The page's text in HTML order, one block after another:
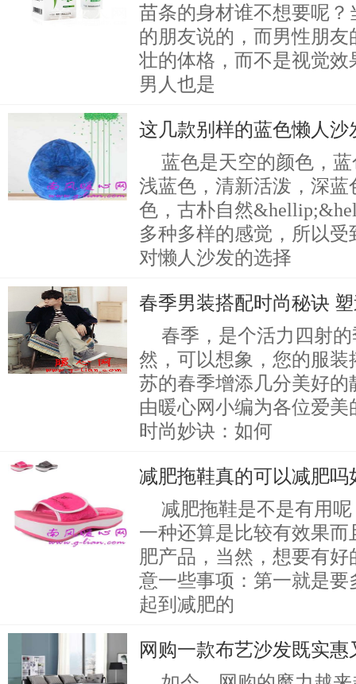
苗条的身材谁不想要呢
的朋友说的，而男性朋
壮的体格，而不是视觉
男人也是
这几款别样的蓝色懒人
蓝色是天空的颜色，
浅蓝色，清新活泼，深
色，古朴自然
多种多样的感觉，所以
对懒人沙发的选择
春季男装搭配时尚秘诀
春季，是个活力四射
然，可以想象，您的服
苏的春季增添几分美好
由暖心网小编为各位爱
时尚妙诀：如何
减肥拖鞋真的可以减肥
减肥拖鞋是不是有用
一种还算是比较有效果
肥产品，当然，想要有
意一些事项：第一就是
起到减肥的
网购一款布艺沙发既实